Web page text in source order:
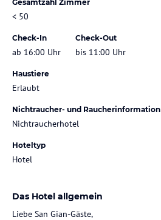
Gesamtzahl Zimmer
< 50
Check-In
ab 16:00 Uhr
Check-Out
bis 11:00 Uhr
Haustiere
Erlaubt
Nichtraucher- und Raucherinformation
Nichtraucherhotel
Hoteltyp
Hotel
Das Hotel allgemein
Liebe San Gian-Gäste,